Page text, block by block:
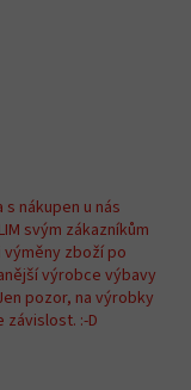
nákupen u nás
svým zákazníkům
výměny zboží po
výrobce výbavy
pozor, na výrobky
závislost. :-D